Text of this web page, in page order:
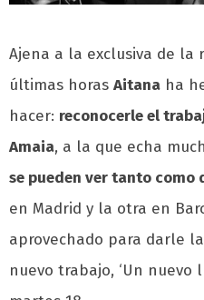
Ajena a la exclusiva de la
últimas horas Aitana ha
hacer: reconocerle el
Amaia, a la que echa
se pueden ver tanto como
en Madrid y la otra en
aprovechado para darle
nuevo trabajo, ‘Un nuevo